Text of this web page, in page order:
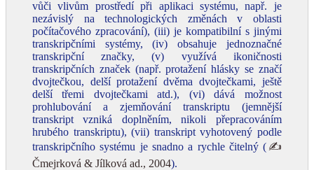
vůči vlivům prostředí při aplikaci systému, např. je
nezávislý na technologických změnách v oblasti
počítačového zpracování), (iii) je kompatibilní s jinými
transkripčními systémy, (iv) obsahuje jednoznačné
transkripční značky, (v) využívá ikoničnosti
transkripčních značek (např. protažení hlásky se značí
dvojtečkou, delší protažení dvěma dvojtečkami, ještě
delší třemi dvojtečkami atd.), (vi) dává možnost
prohlubování a zjemňování transkriptu (jemnější
transkript vzniká doplněním, nikoli přepracováním
hrubého transkriptu), (vii) transkript vyhotovený podle
transkripčního systému je snadno a rychle čitelný ( ✍
Čmejrková & Jílková ad., 2004).